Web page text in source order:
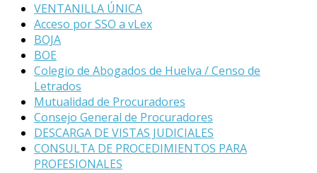
VENTANILLA ÚNICA
Acceso por SSO a vLex
BOJA
BOE
Colegio de Abogados de Huelva / Censo de
Letrados
Mutualidad de Procuradores
Consejo General de Procuradores
DESCARGA DE VISTAS JUDICIALES
CONSULTA DE PROCEDIMIENTOS PARA
PROFESIONALES